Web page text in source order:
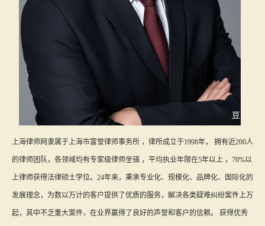
上海律师网隶属于上海市富誉律师事务所 ，律所成立于1998年， 拥有近200人
的律师团队，各领域均有专家级律师坐镇 ，平均执业年限在5年以上 ，70%以
上律师获得法律硕士学位。24年来，秉承专业化、规模化、品牌化、国际化的
发展理念，为数以万计的客户提供了优质的服务，解决各类疑难纠纷案件上万
起，其中不乏重大案件，在业界赢得了良好的声誉和客户的信赖。 获得优秀